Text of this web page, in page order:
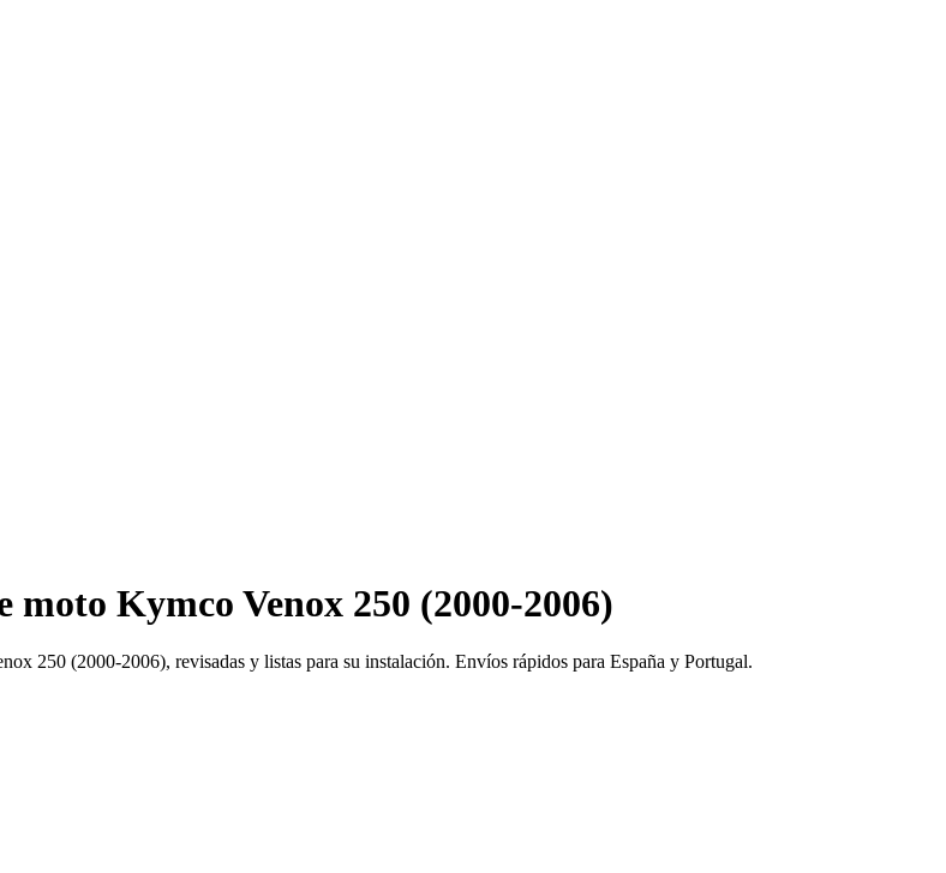
moto Kymco Venox 250 (2000-2006)
250 (2000-2006), revisadas y listas para su instalación. Envíos rápidos para España y Portugal.